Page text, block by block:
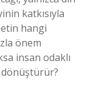
katkısıyla
hangi
önem
insan odaklı
dönüştürür?